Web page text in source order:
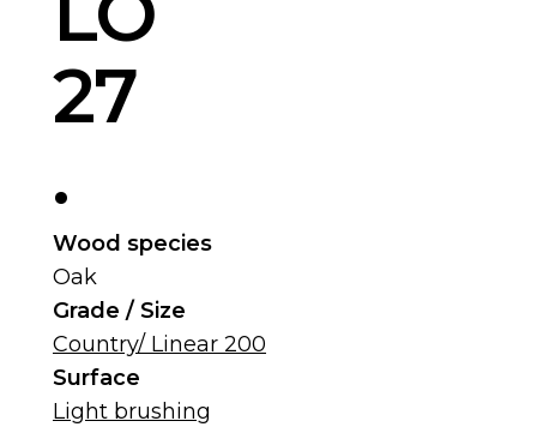
27
.
Wood species
Oak
Grade / Size
Country/ Linear 200
Surface
Light brushing